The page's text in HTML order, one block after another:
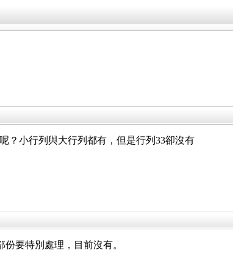
？小行列與大行列都有，但是行列33卻沒有
要特別處理，目前沒有。